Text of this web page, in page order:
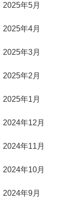
2025年5月
2025年4月
2025年3月
2025年2月
2025年1月
2024年12月
2024年11月
2024年10月
2024年9月